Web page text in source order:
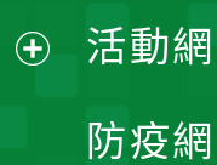
單
選
開
活動
防疫